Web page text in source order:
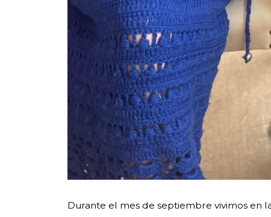
Durante el mes de septiembre vivimos en